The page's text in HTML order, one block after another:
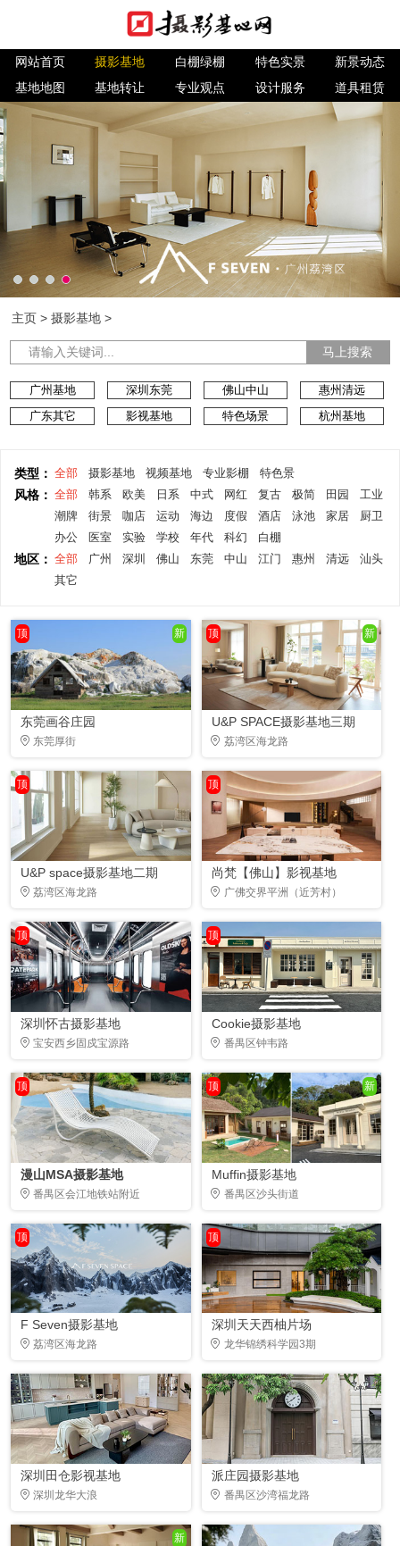
网站首页 摄影基地 白棚绿棚 特色实景
新景动态
基地地图
基地转让 专业观点 设计服务 道具租赁
主页 >摄影基地 >
马上搜索
广州基地 深圳东莞 佛山中山
惠州清远
广东其它
影视基地 特色场景 杭州基地
类型： 全部 摄影基地 视频基地 专业影棚 特色景
风格： 全部 韩系 欧美 日系 中式 网红 复古 极简 田园
工业
潮牌
街景 咖店 运动 海边 度假 酒店 泳池 家居
厨卫
办公
医室 实验 学校 年代 科幻 白棚
地区： 全部 广州 深圳 佛山 东莞 中山 江门 惠州 清远
汕头
其它
新
顶
东莞画谷庄园
东莞厚街
新
顶
U&P SPACE摄影基地三期
荔湾区海龙路
顶
U&P space摄影基地二期
荔湾区海龙路
顶
尚梵【佛山】影视基地
广佛交界平洲（近芳村）
顶
深圳怀古摄影基地
宝安西乡固戍宝源路
顶
Cookie摄影基地
番禺区钟韦路
顶
漫山MSA摄影基地
番禺区会江地铁站附近
新
顶
Muffin摄影基地
番禺区沙头街道
顶
F Seven摄影基地
荔湾区海龙路
顶
深圳天天西柚片场
龙华锦绣科学园3期
深圳田仓影视基地
深圳龙华大浪
派庄园摄影基地
番禺区沙湾福龙路
新